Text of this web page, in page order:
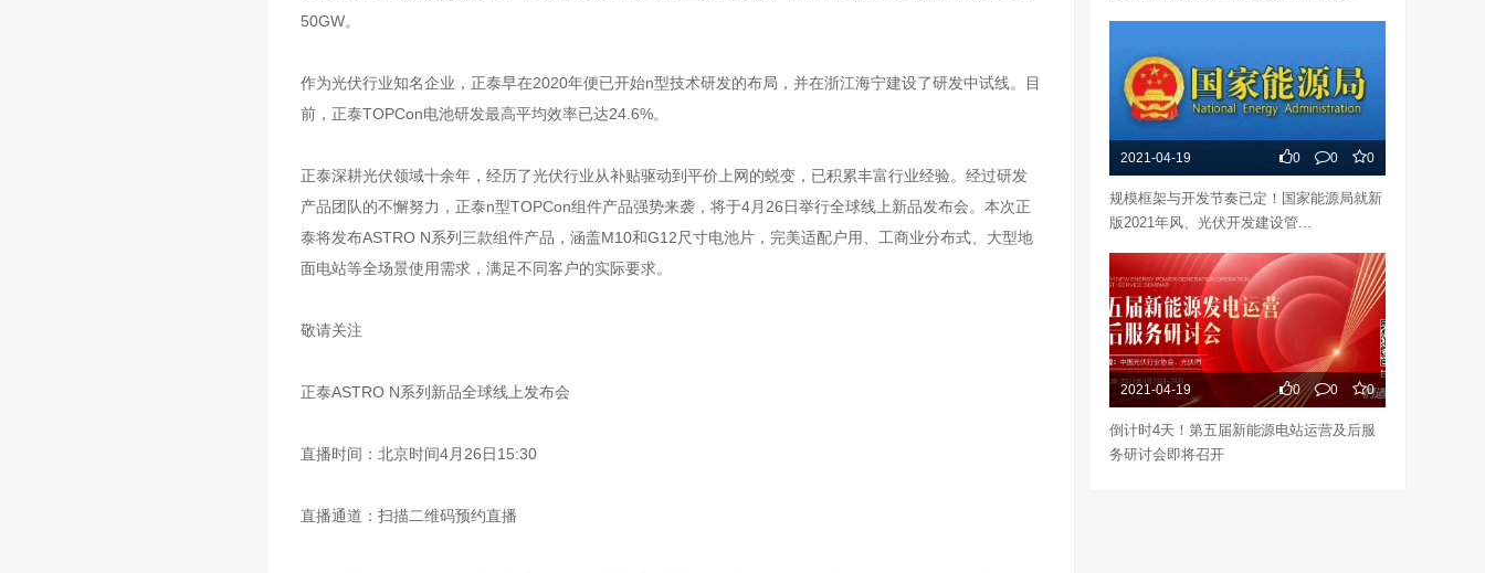
50GW。
作为光伏行业知名企业，正泰早在2020年便已开始n型技术研发的布局，并在浙江海宁建设了研发中试线。目
前，正泰TOPCon电池研发最高平均效率已达24.6%。
正泰深耕光伏领域十余年，经历了光伏行业从补贴驱动到平价上网的蜕变，已积累丰富行业经验。经过研发
产品团队的不懈努力，正泰n型TOPCon组件产品强势来袭，将于4月26日举行全球线上新品发布会。本次正
泰将发布ASTRO N系列三款组件产品，涵盖M10和G12尺寸电池片，完美适配户用、工商业分布式、大型地
面电站等全场景使用需求，满足不同客户的实际要求。
敬请关注
正泰ASTRO N系列新品全球线上发布会
直播时间：北京时间4月26日15:30
直播通道：扫描二维码预约直播
2021-04-19 0 0 0
规模框架与开发节奏已定！国家能源局就新
版2021年风、光伏开发建设管...
2021-04-19 0 0 0
倒计时4天！第五届新能源电站运营及后服
务研讨会即将召开